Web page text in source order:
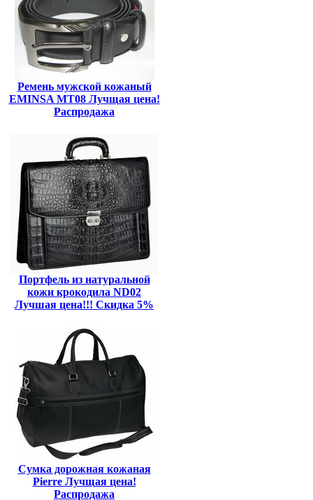
Ремень мужской кожаный
EMINSA MT08 Лучщая цена!
Распродажа
Портфель из натуральной
кожи крокодила ND02
Лучшая цена!!! Скидка 5%
Сумка дорожная кожаная
Pierre Лучщая цена!
Распродажа